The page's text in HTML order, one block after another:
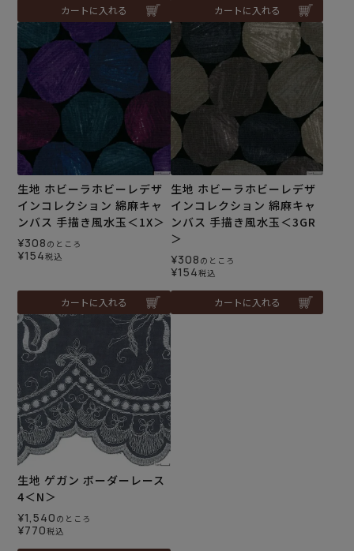
カートに入れる カートに入れる
生地 ホビーラホビーレデザ
インコレクション 綿麻キャ
ンバス 手描き風水玉＜1X＞
¥308 のところ
¥154税込
カートに入れる
生地 ホビーラホビーレデザ
インコレクション 綿麻キャ
ンバス 手描き風水玉＜3GR
＞
¥308 のところ
¥154税込
カートに入れる
生地 ゲガン ボーダーレース
4＜N＞
¥1,540 のところ
¥770税込